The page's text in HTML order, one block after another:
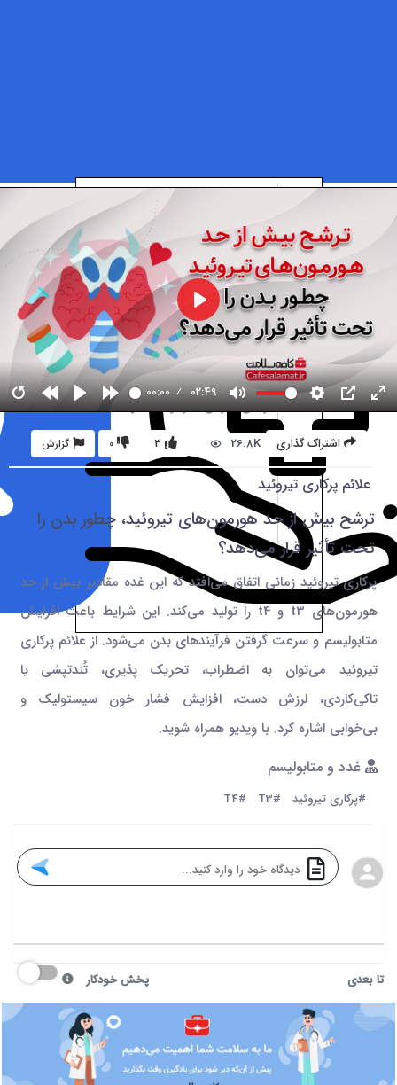
00:00 02:49
اشتراک گذاری 26.8K گزارش 0 3
علائم پرکاری تیروئید
ترشح بیش از حد هورمون‌های تیروئید، چطور بدن را
تحت تأثیر قرار می‌دهد؟
پرکاری تیروئید زمانی اتفاق می‌افتد که این غده مقادیر بیش از حد
هورمون‌های t3 و t4 را تولید می‌کند. این شرایط باعث افزایش
متابولیسم و سرعت گرفتن فرآیندهای بدن می‌شود. از علائم پرکاری
تیروئید می‌توان به اضطراب، تحریک پذیری، تُندتپشی یا
تاکی‌کاردی، لرزش دست، افزایش فشار خون سیستولیک و
بی‌خوابی اشاره کرد. با ویدیو همراه شوید.
غدد و متابولیسم
#پرکاری تیروئید #T3
#T4
تا بعدی پخش خودکار